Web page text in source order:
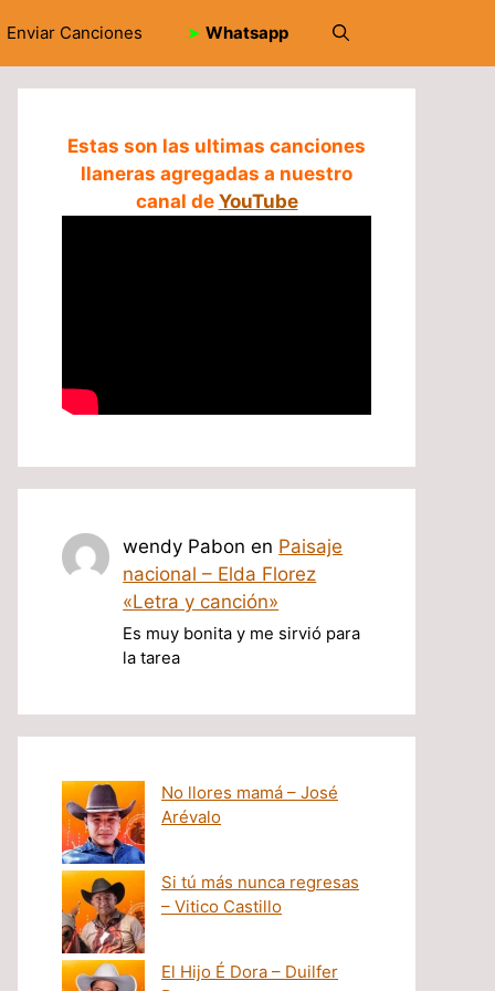
Enviar Canciones ➤ Whatsapp
Estas son las ultimas canciones
llaneras agregadas a nuestro
canal de YouTube
wendy Pabon en Paisaje
nacional – Elda Florez
«Letra y canción»
Es muy bonita y me sirvió para
la tarea
No llores mamá – José
Arévalo
Si tú más nunca regresas
– Vitico Castillo
El Hijo É Dora – Duilfer